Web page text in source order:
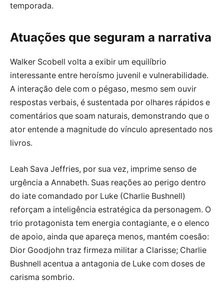
temporada.
Atuações que seguram a narrativa
Walker Scobell volta a exibir um equilíbrio
interessante entre heroísmo juvenil e vulnerabilidade.
A interação dele com o pégaso, mesmo sem ouvir
respostas verbais, é sustentada por olhares rápidos e
comentários que soam naturais, demonstrando que o
ator entende a magnitude do vínculo apresentado nos
livros.
Leah Sava Jeffries, por sua vez, imprime senso de
urgência a Annabeth. Suas reações ao perigo dentro
do iate comandado por Luke (Charlie Bushnell)
reforçam a inteligência estratégica da personagem. O
trio protagonista tem energia contagiante, e o elenco
de apoio, ainda que apareça menos, mantém coesão:
Dior Goodjohn traz firmeza militar a Clarisse; Charlie
Bushnell acentua a antagonia de Luke com doses de
carisma sombrio.